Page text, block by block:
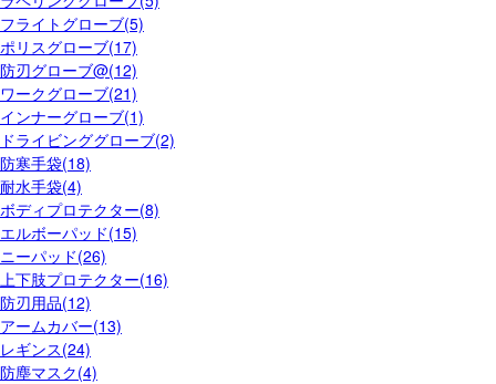
フライトグローブ(5)
ポリスグローブ(17)
防刃グローブ@(12)
ワークグローブ(21)
インナーグローブ(1)
ドライビンググローブ(2)
防寒手袋(18)
耐水手袋(4)
ボディプロテクター(8)
エルボーパッド(15)
ニーパッド(26)
上下肢プロテクター(16)
防刃用品(12)
アームカバー(13)
レギンス(24)
防塵マスク(4)